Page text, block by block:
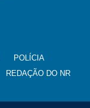
POLÍCIA
REDAÇÃO DO NR